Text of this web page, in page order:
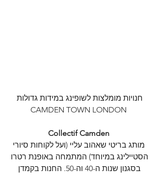
חנויות מומלצות לשופינג במידות גדולות
CAMDEN TOWN LONDON
Collectif Camden
מותג בריטי שאהוב עליי (ועל לקוחות סיורי
הסטיילינג במיוחד) המתמחה באופנת רטרו
בסגנון שנות ה-40 וה-50. החנות בקמדן